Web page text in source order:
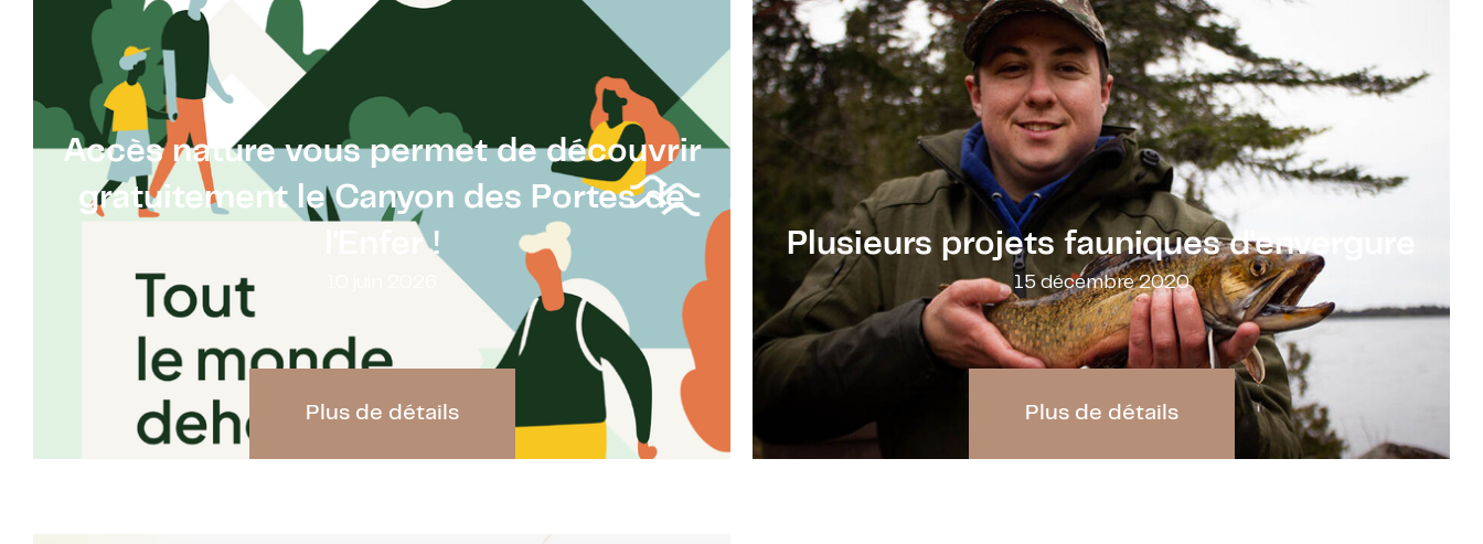
Accès nature vous permet de découvrir
gratuitement le Canyon des Portes de
l'Enfer !
Plus de détails
Plusieurs projets fauniques d'envergure
15 décembre 2020
Plus de détails